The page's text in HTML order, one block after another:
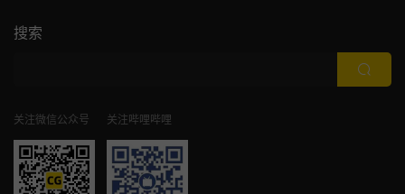
搜索
关注微信公众号 关注哔哩哔哩